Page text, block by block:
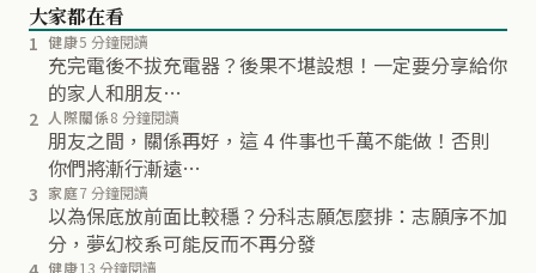
大家都在看
1 健康5 分鐘閱讀
充完電後不拔充電器？後果不堪設想！一定要分享給你
的家人和朋友…
2 人際關係8 分鐘閱讀
朋友之間，關係再好，這 4 件事也千萬不能做！否則
你們將漸行漸遠…
3 家庭7 分鐘閱讀
以為保底放前面比較穩？分科志願怎麼排：志願序不加
分，夢幻校系可能反而不再分發
健康13 分鐘閱讀